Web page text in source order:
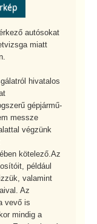
autósokat
miatt
hivatalos
gépjármű-
messze
végzünk
kötelező.Az
például
valamint
Az
vevő is
mindig a